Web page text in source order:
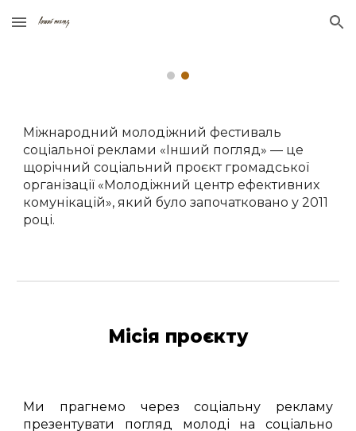
Skip to main content Skip to navigation
Міжнародний молодіжний фестиваль
соціальної реклами «Інший погляд» — це
щорічний соціальний проєкт громадської
організації «Молодіжний центр ефективних
комунікацій», який було започатковано у 2011
році.
Місія проєкту
Ми прагнемо через соціальну рекламу
презентувати погляд молоді на соціально